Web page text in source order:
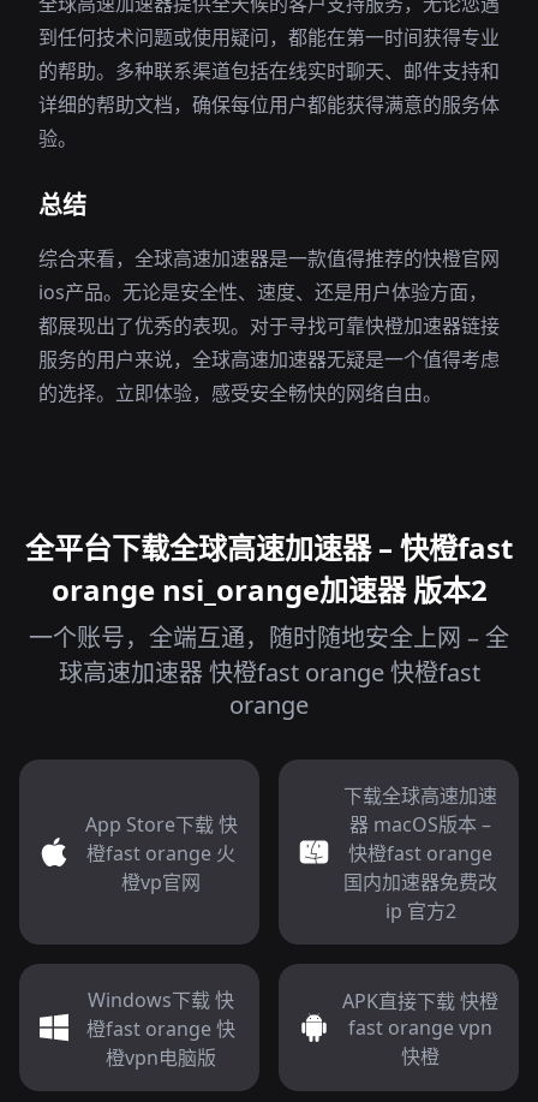
到任何技术问题或使用疑问，都能在第一时间获得专业
的帮助。多种联系渠道包括在线实时聊天、邮件支持和
详细的帮助文档，确保每位用户都能获得满意的服务体
验。
总结
综合来看，全球高速加速器是一款值得推荐的快橙官网
ios产品。无论是安全性、速度、还是用户体验方面，
都展现出了优秀的表现。对于寻找可靠快橙加速器链接
服务的用户来说，全球高速加速器无疑是一个值得考虑
的选择。立即体验，感受安全畅快的网络自由。
全平台下载全球高速加速器 – 快橙fast
orange nsi_orange加速器 版本2
一个账号，全端互通，随时随地安全上网 – 全
球高速加速器 快橙fast orange 快橙fast
orange
App Store下载 快
橙fast orange 火
橙vp官网
下载全球高速加速
器 macOS版本 –
快橙fast orange
国内加速器免费改
ip 官方2
Windows下载 快
橙fast orange 快
橙vpn电脑版
APK直接下载 快橙
fast orange vpn
快橙